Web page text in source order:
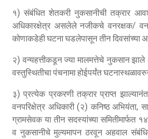
१) संबंधित शेतकरी नुकसानीची तक्रार
अधिकारक्षेत्र असलेले नजीकचे वनरक्षक/
कोणाकडेही घटना घडलेपासून तीन दिवसांच्या
२) वन्यहत्तीकडून ज्या मालमत्तेचे नुकसान झाले
वस्तुस्थितीचा पंचनामा होईपर्यंत
३) प्रत्येक प्रकरणी तक्रार प्राप्त
वनपरिक्षेत्र अधिकारी (२) कनिष्ठ अभियंता,
ग्रामसेवक या तीन सदस्यांच्या समितीमार्फत
व नुकसानीचे मुल्यमापन ठरवून अहवाल